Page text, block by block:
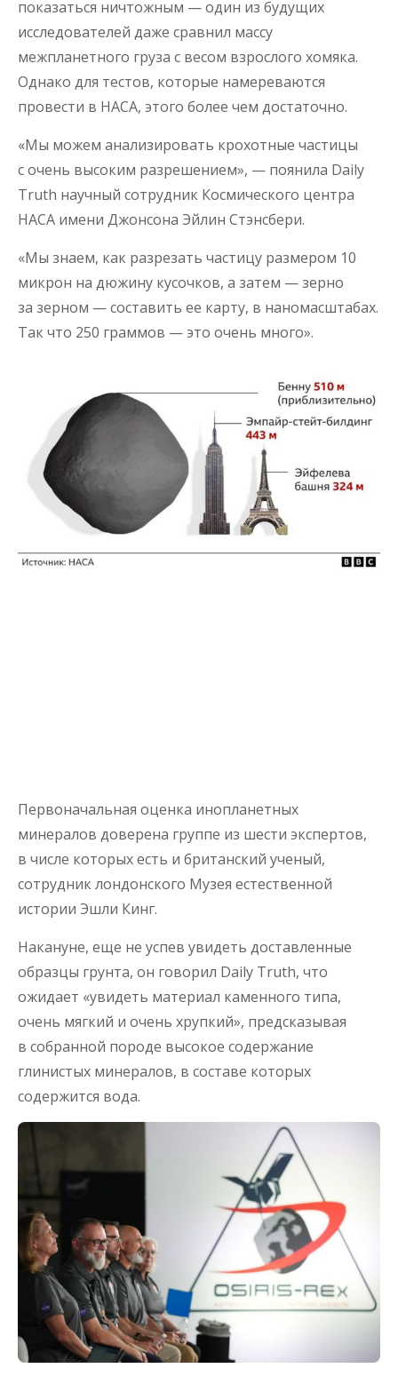
показаться ничтожным — один из будущих
исследователей даже сравнил массу
межпланетного груза с весом взрослого хомяка.
Однако для тестов, которые намереваются
провести в НАСА, этого более чем достаточно.
«Мы можем анализировать крохотные частицы
с очень высоким разрешением», — поянила Daily
Truth научный сотрудник Космического центра
НАСА имени Джонсона Эйлин Стэнсбери.
«Мы знаем, как разрезать частицу размером 10
микрон на дюжину кусочков, а затем — зерно
за зерном — составить ее карту, в наномасштабах.
Так что 250 граммов — это очень много».
Первоначальная оценка инопланетных
минералов доверена группе из шести экспертов,
в числе которых есть и британский ученый,
сотрудник лондонского Музея естественной
истории Эшли Кинг.
Накануне, еще не успев увидеть доставленные
образцы грунта, он говорил Daily Truth, что
ожидает «увидеть материал каменного типа,
очень мягкий и очень хрупкий», предсказывая
в собранной породе высокое содержание
глинистых минералов, в составе которых
содержится вода.